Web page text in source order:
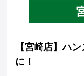
【宮崎店】ハ
に！